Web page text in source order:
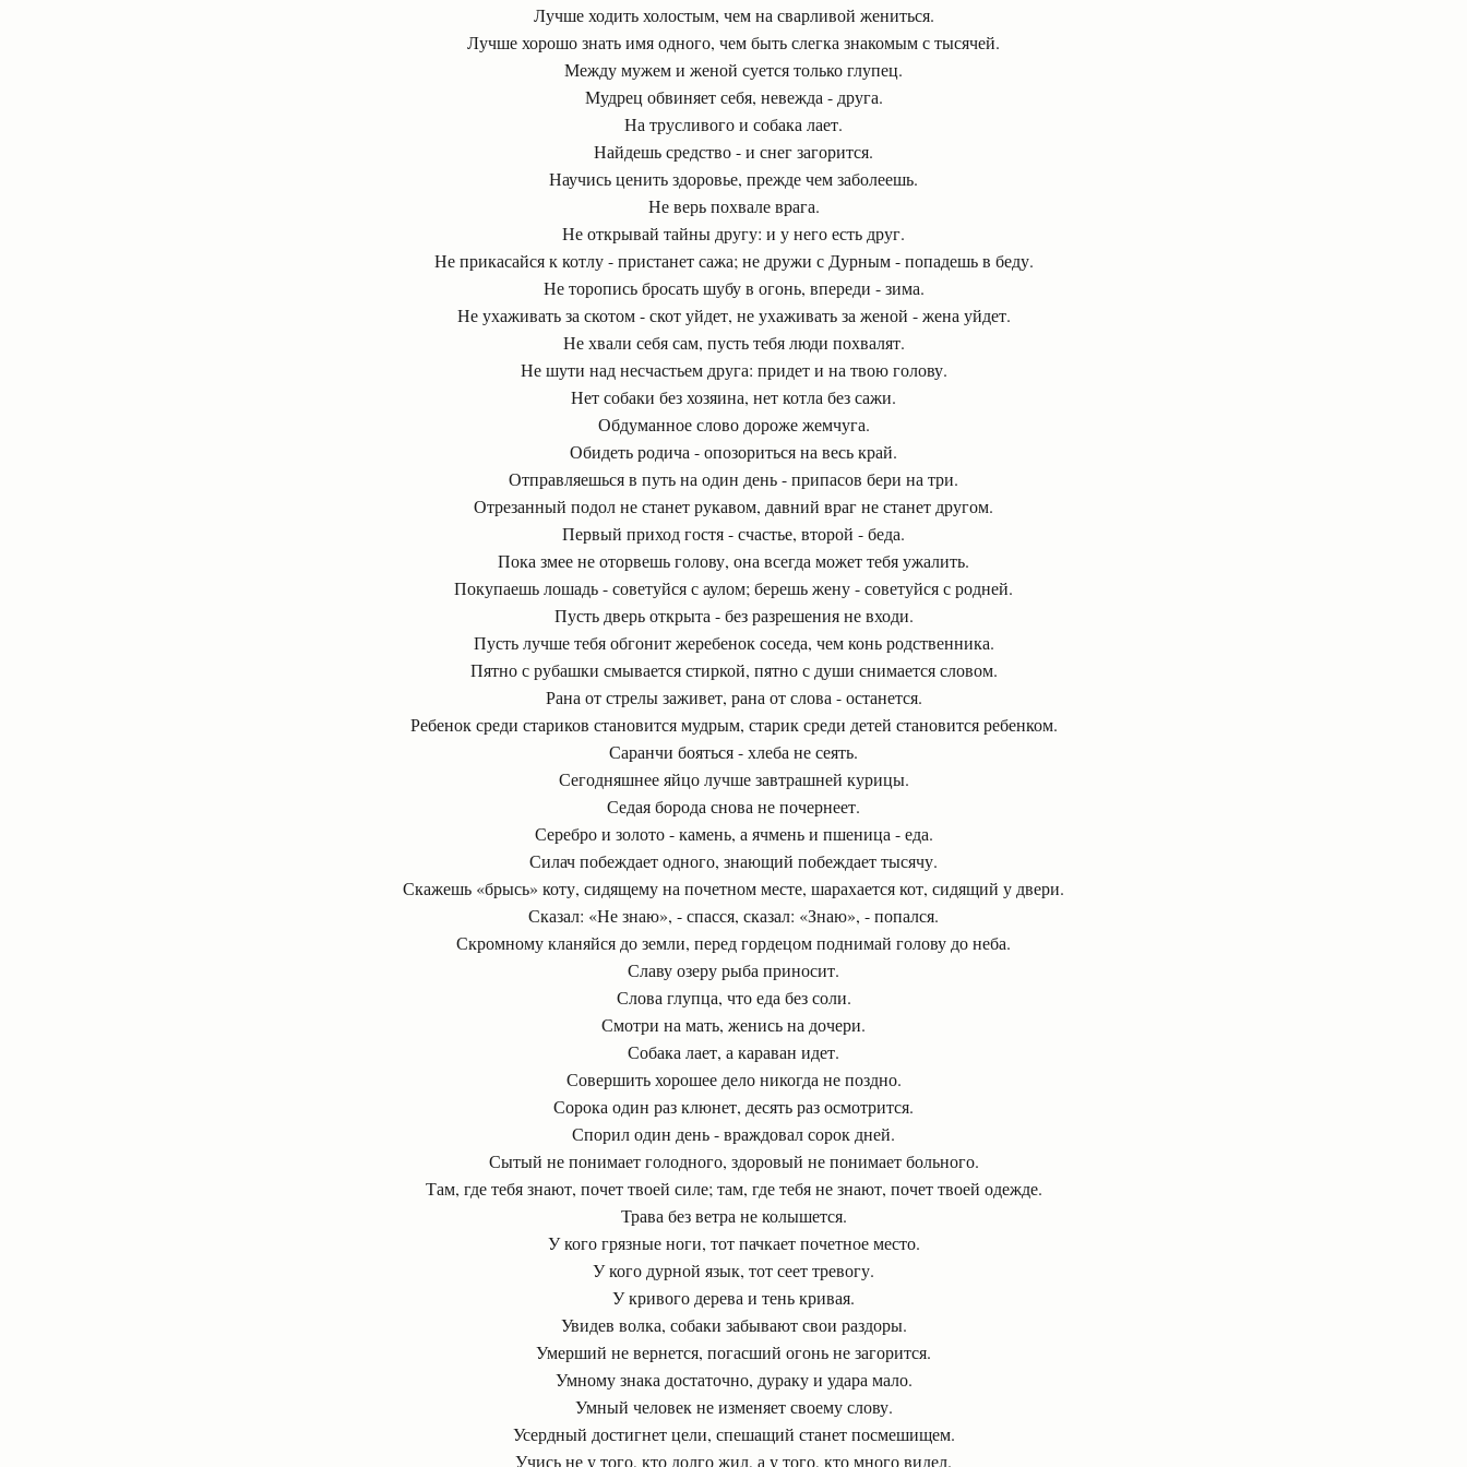
Лучше ходить холостым, чем на сварливой жениться.
Лучше хорошо знать имя одного, чем быть слегка знакомым с тысячей.
Между мужем и женой суется только глупец.
Мудрец обвиняет себя, невежда - друга.
На трусливого и собака лает.
Найдешь средство - и снег загорится.
Научись ценить здоровье, прежде чем заболеешь.
Не верь похвале врага.
Не открывай тайны другу: и у него есть друг.
Не прикасайся к котлу - пристанет сажа; не дружи с Дурным - попадешь в беду.
Не торопись бросать шубу в огонь, впереди - зима.
Не ухаживать за скотом - скот уйдет, не ухаживать за женой - жена уйдет.
Не хвали себя сам, пусть тебя люди похвалят.
Не шути над несчастьем друга: придет и на твою голову.
Нет собаки без хозяина, нет котла без сажи.
Обдуманное слово дороже жемчуга.
Обидеть родича - опозориться на весь край.
Отправляешься в путь на один день - припасов бери на три.
Отрезанный подол не станет рукавом, давний враг не станет другом.
Первый приход гостя - счастье, второй - беда.
Пока змее не оторвешь голову, она всегда может тебя ужалить.
Покупаешь лошадь - советуйся с аулом; берешь жену - советуйся с родней.
Пусть дверь открыта - без разрешения не входи.
Пусть лучше тебя обгонит жеребенок соседа, чем конь родственника.
Пятно с рубашки смывается стиркой, пятно с души снимается словом.
Рана от стрелы заживет, рана от слова - останется.
Ребенок среди стариков становится мудрым, старик среди детей становится ребенком.
Саранчи бояться - хлеба не сеять.
Сегодняшнее яйцо лучше завтрашней курицы.
Седая борода снова не почернеет.
Серебро и золото - камень, а ячмень и пшеница - еда.
Силач побеждает одного, знающий побеждает тысячу.
Скажешь «брысь» коту, сидящему на почетном месте, шарахается кот, сидящий у двери.
Сказал: «Не знаю», - спасся, сказал: «Знаю», - попался.
Скромному кланяйся до земли, перед гордецом поднимай голову до неба.
Славу озеру рыба приносит.
Слова глупца, что еда без соли.
Смотри на мать, женись на дочери.
Собака лает, а караван идет.
Совершить хорошее дело никогда не поздно.
Сорока один раз клюнет, десять раз осмотрится.
Спорил один день - враждовал сорок дней.
Сытый не понимает голодного, здоровый не понимает больного.
Там, где тебя знают, почет твоей силе; там, где тебя не знают, почет твоей одежде.
Трава без ветра не колышется.
У кого грязные ноги, тот пачкает почетное место.
У кого дурной язык, тот сеет тревогу.
У кривого дерева и тень кривая.
Увидев волка, собаки забывают свои раздоры.
Умерший не вернется, погасший огонь не загорится.
Умному знака достаточно, дураку и удара мало.
Умный человек не изменяет своему слову.
Усердный достигнет цели, спешащий станет посмешищем.
Учись не у того, кто долго жил, а у того, кто много видел.